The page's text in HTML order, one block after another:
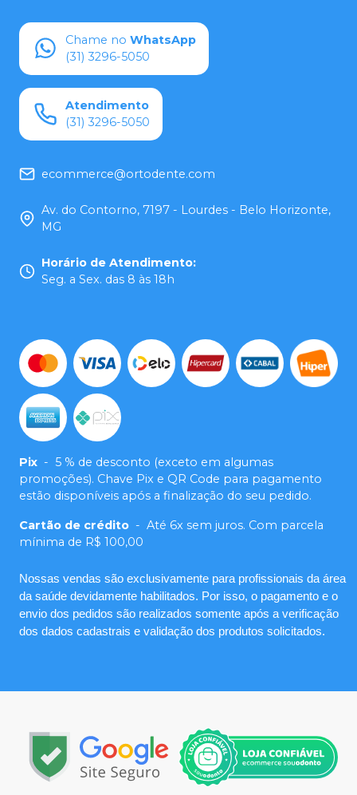
Chame no WhatsApp
(31) 3296-5050
Atendimento
(31) 3296-5050
ecommerce@ortodente.com
Av. do Contorno, 7197 - Lourdes - Belo Horizonte,
MG
Horário de Atendimento:
Seg. a Sex. das 8 às 18h
Pix - 5 % de desconto (exceto em algumas
promoções). Chave Pix e QR Code para pagamento
estão disponíveis após a finalização do seu pedido.
Cartão de crédito - Até 6x sem juros. Com parcela
mínima de R$ 100,00
Nossas vendas são exclusivamente para profissionais da área
da saúde devidamente habilitados. Por isso, o pagamento e o
envio dos pedidos são realizados somente após a verificação
dos dados cadastrais e validação dos produtos solicitados.